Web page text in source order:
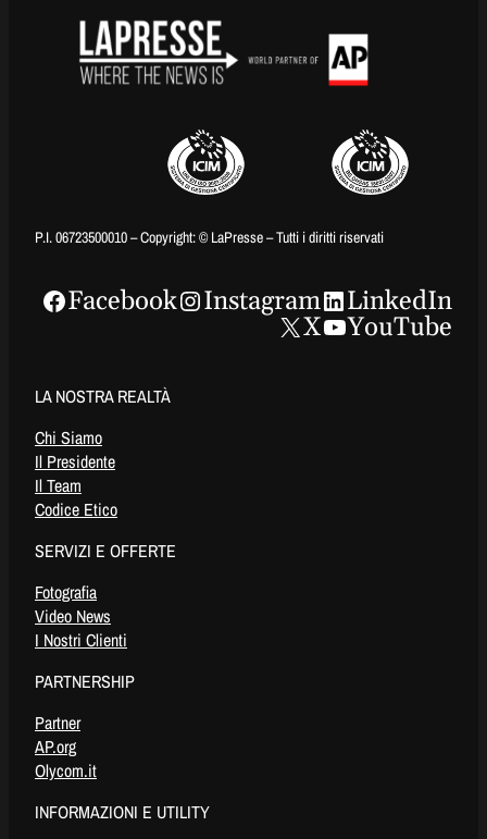
P.I. 06723500010 – Copyright: © LaPresse – Tutti i diritti riservati
Facebook Instagram
LinkedIn
X
YouTube
LA NOSTRA REALTÀ
Chi Siamo
Il Presidente
Il Team
Codice Etico
SERVIZI E OFFERTE
Fotografia
Video News
I Nostri Clienti
PARTNERSHIP
Partner
AP.org
Olycom.it
INFORMAZIONI E UTILITY